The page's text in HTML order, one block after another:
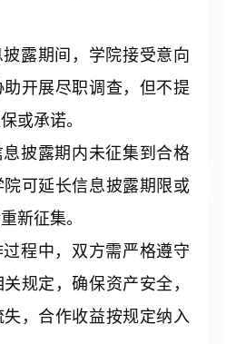
披露期间，学院接受意向
开展尽职调查，但不提
或承诺。
息披露期内未征集到合格
可延长信息披露期限或
新征集。
过程中，双方需严格遵守
规定，确保资产安全，
失，合作收益按规定纳入